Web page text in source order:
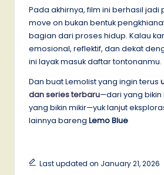
Pada akhirnya, film ini berhasil
move on bukan bentuk
bagian dari proses hidup. Kalau
emosional, reflektif, dan dekat
ini layak masuk daftar tontonanmu.
Dan buat Lemolist yang ingin terus
dan series terbaru—dari yang
yang bikin mikir—yuk lanjut
lainnya bareng Lemo Blue
Last updated on January 21, 2026